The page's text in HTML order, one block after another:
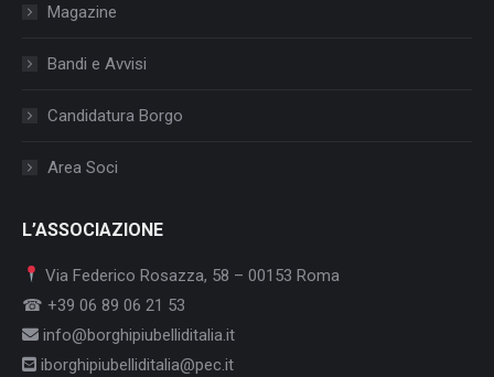
Magazine
Bandi e Avvisi
Candidatura Borgo
Area Soci
L’ASSOCIAZIONE
Via Federico Rosazza, 58 – 00153 Roma
☎ +39 06 89 06 21 53
info@borghipiubelliditalia.it
iborghipiubelliditalia@pec.it